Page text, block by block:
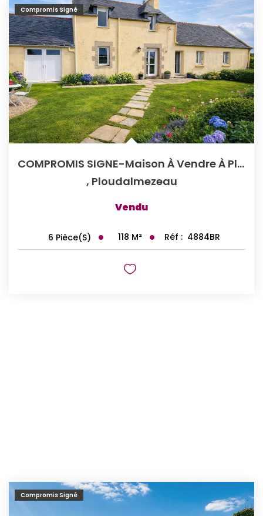
Compromis Signé
COMPROMIS SIGNE-Maison À Vendre À Ploudalmézeau - Référence...
, Ploudalmezeau
Vendu
6 Pièce(s) 118 M² Réf : 4884BR
Compromis Signé